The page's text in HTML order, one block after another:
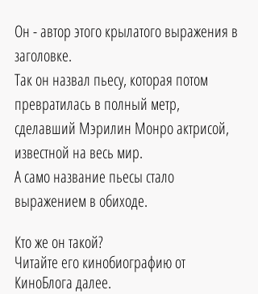
Он - автор этого крылатого выражения в
заголовке.
Так он назвал пьесу, которая потом
превратилась в полный метр,
сделавший Мэрилин Монро актрисой,
известной на весь мир.
А само название пьесы стало
выражением в обиходе.
Кто же он такой?
Читайте его кинобиографию от
КиноБлога далее.